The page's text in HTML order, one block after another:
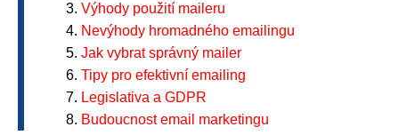
Výhody použití maileru
Nevýhody hromadného emailingu
Jak vybrat správný mailer
Tipy pro efektivní emailing
Legislativa a GDPR
Budoucnost email marketingu